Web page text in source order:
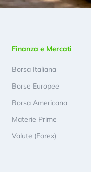
Finanza e Mercati
Borsa Italiana
Borse Europee
Borsa Americana
Materie Prime
Valute (Forex)